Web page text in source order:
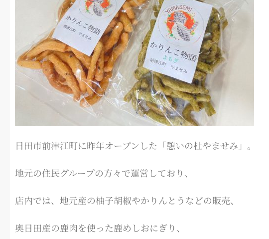
日田市前津江町に昨年オープンした「憩いの杜やませみ」。
地元の住民グループの方々で運営しており、
店内では、地元産の柚子胡椒やかりんとうなどの販売、
奥日田産の鹿肉を使った鹿めしおにぎり、